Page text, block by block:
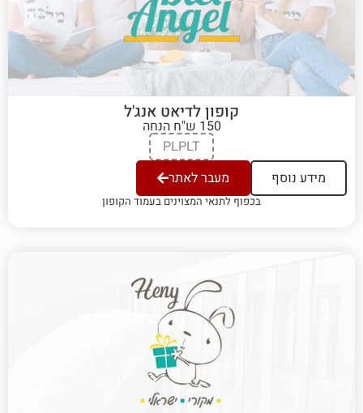
קופון לדיאט אנג'ל
150 ש"ח הנחה
PLPLT
מידע נוסף
מעבר לאתר
בכפוף לתנאי המצוינים בעמוד הקופון